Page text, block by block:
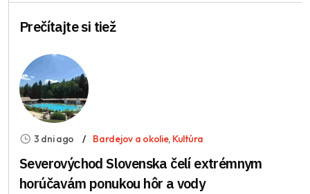
Prečítajte si tiež
3 dni ago Bardejov a okolie, Kultúra
Severovýchod Slovenska čelí extrémnym
horúčavám ponukou hôr a vody